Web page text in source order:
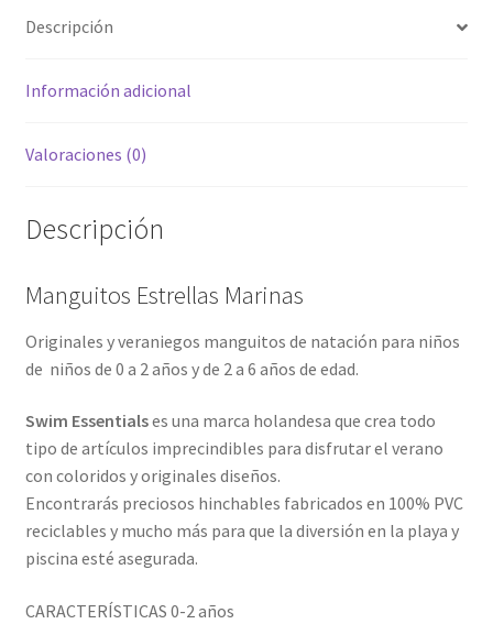
Descripción
Información adicional
Valoraciones (0)
Descripción
Manguitos Estrellas Marinas
Originales y veraniegos manguitos de natación para niños
de niños de 0 a 2 años y de 2 a 6 años de edad.
Swim Essentialses una marca holandesa que crea todo
tipo de artículos imprecindibles para disfrutar el verano
con coloridos y originales diseños.
Encontrarás preciosos hinchables fabricados en 100% PVC
reciclables y mucho más para que la diversión en la playa y
piscina esté asegurada.
CARACTERÍSTICAS 0-2 años